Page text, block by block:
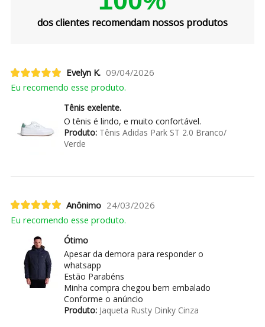
dos clientes recomendam nossos produtos
Evelyn K. 09/04/2026
Eu recomendo esse produto.
Tênis exelente.
O tênis é lindo, e muito confortável.
Produto:Tênis Adidas Park ST 2.0 Branco/
Verde
Anônimo 24/03/2026
Eu recomendo esse produto.
Ótimo
Apesar da demora para responder o
whatsapp
Estão Parabéns
Minha compra chegou bem embalado
Conforme o anúncio
Produto:Jaqueta Rusty Dinky Cinza